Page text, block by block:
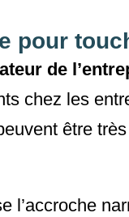
pour
de
chez les
être
l’accroche